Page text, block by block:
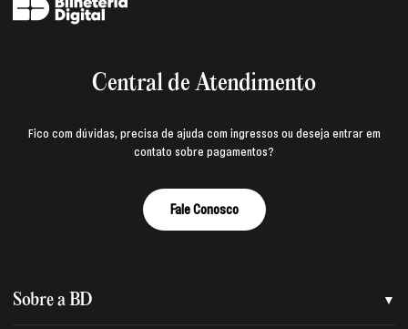
Central de Atendimento
Fico com dúvidas, precisa de ajuda com ingressos ou deseja entrar em
contato sobre pagamentos?
Fale Conosco
Sobre a BD